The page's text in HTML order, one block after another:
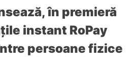
în premieră
instant RoPay
persoane fizice